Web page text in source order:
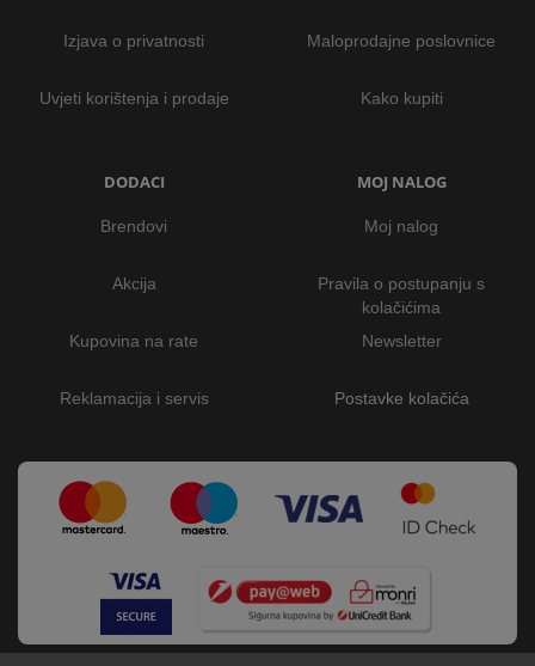
Izjava o privatnosti
Uvjeti korištenja i prodaje
Maloprodajne poslovnice
Kako kupiti
DODACI
Brendovi
Akcija
Kupovina na rate
Reklamacija i servis
MOJ NALOG
Moj nalog
Pravila o postupanju s
kolačićima
Newsletter
Postavke kolačića